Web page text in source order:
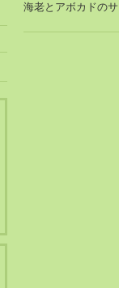
海老とアボカドの